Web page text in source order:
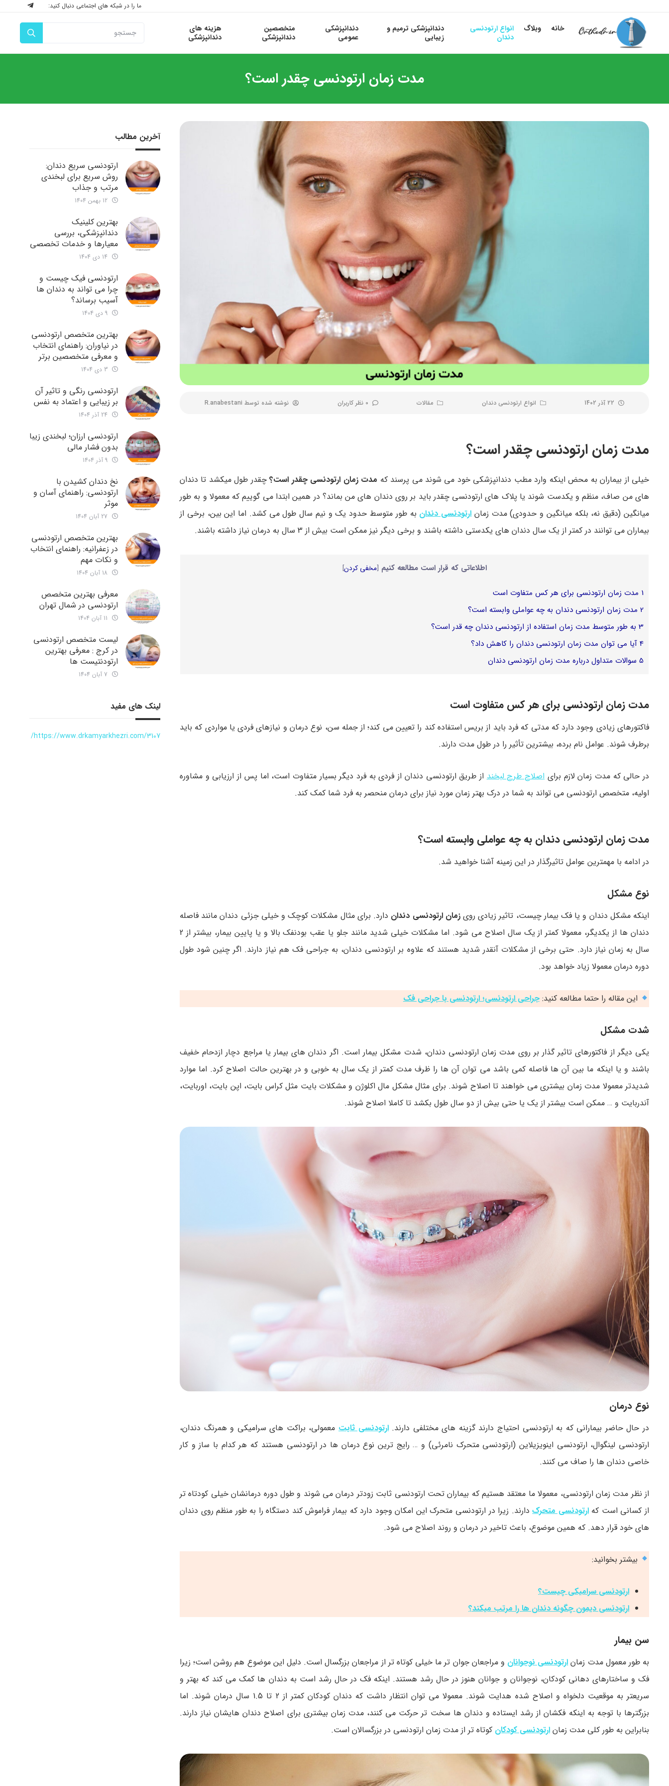
ما را در شبکه های اجتماعی دنبال کنید:
خانه وبلاگ
انواع ارتودنسی
دندان
دندانپزشکی ترمیم و
زیبایی
دندانپزشکی
عمومی
متخصصین
دندانپزشکی
هزینه های
دندانپزشکی
مدت زمان ارتودنسی چقدر است؟
22 آذر 1402 انواع ارتودنسی دندان مقالات 0 نظر کاربران نوشته شده توسط R.anabestani
مدت زمان ارتودنسی چقدر است؟
خیلی از بیماران به محض اینکه وارد مطب دندانپزشکی خود می شوند می پرسند که مدت زمان ارتودنسی چقدر است؟چقدر طول میکشد تا دندان
های من صاف، منظم و یکدست شوند یا پلاک های ارتودنسی چقدر باید بر روی دندان های من بماند؟ در همین ابتدا می گوییم که معمولا و به طور
میانگین (دقیق نه، بلکه میانگین و حدودی) مدت زمان ارتودنسی دندان به طور متوسط ​​حدود یک و نیم سال طول می کشد. اما این بین، برخی از
بیماران می توانند در کمتر از یک سال دندان های یکدستی داشته باشند و برخی دیگر نیز ممکن است بیش از 3 سال به درمان نیاز داشته باشند.
اطلاعاتی که قرار است مطالعه کنیم [مخفی کردن]
1 مدت زمان ارتودنسی برای هر کس متفاوت است
2 مدت زمان ارتودنسی دندان به چه عواملی وابسته است؟
3 به طور متوسط ​​مدت زمان استفاده از ارتودنسی دندان چه قدر است؟
4 آیا می توان مدت زمان ارتودنسی دندان را کاهش داد؟
5 سوالات متداول درباره مدت زمان ارتودنسی دندان
مدت زمان ارتودنسی برای هر کس متفاوت است
فاکتورهای زیادی وجود دارد که مدتی که فرد باید از بریس استفاده کند را تعیین می کند؛ از جمله سن، نوع درمان و نیازهای فردی یا مواردی که باید
برطرف شوند. عوامل نام برده، بیشترین تأثیر را در طول مدت دارند.
در حالی که مدت زمان لازم برای اصلاح طرح لبخنداز طریق ارتودنسی دندان از فردی به فرد دیگر بسیار متفاوت است، اما پس از ارزیابی و مشاوره
اولیه، متخصص ارتودنسی می تواند به شما در درک بهتر زمان مورد نیاز برای درمان منحصر به فرد شما کمک کند.
مدت زمان ارتودنسی دندان به چه عواملی وابسته است؟
در ادامه با مهمترین عوامل تاثیرگذار در این زمینه آشنا خواهید شد.
نوع مشکل
اینکه مشکل دندان و یا فک بیمار چیست، تاثیر زیادی رویزمان ارتودنسی دندان دارد. برای مثال مشکلات کوچک و خیلی جزئی دندان مانند فاصله
دندان ها از یکدیگر، معمولا کمتر از یک سال اصلاح می شود. اما مشکلات خیلی شدید مانند جلو یا عقب بودنفک بالا و یا پایین بیمار، بیشتر از 2
سال به زمان نیاز دارد. حتی برخی از مشکلات آنقدر شدید هستند که علاوه بر ارتودنسی دندان، به جراحی فک هم نیاز دارند. اگر چنین شود طول
دوره درمان معمولا زیاد خواهد بود.
این مقاله را حتما مطالعه کنید:جراحی ارتودنسی؛ ارتودنسی با جراحی فک
شدت مشکل
یکی دیگر از فاکتورهای تاثیر گذار بر روی مدت زمان ارتودنسی دندان، شدت مشکل بیمار است. اگر دندان های بیمار یا مراجع دچار ازدحام خفیف
باشند و یا اینکه ما بین آن ها فاصله کمی باشد می توان آن ها را ظرف مدت کمتر از یک سال به خوبی و در بهترین حالت اصلاح کرد. اما موارد
شدیدتر معمولا مدت زمان بیشتری می خواهند تا اصلاح شوند. برای مثال مشکل مال اکلوژن و مشکلات بایت مثل کراس بایت، اپن بایت، اوربایت،
آندربایت و … ممکن است بیشتر از یک یا حتی بیش از دو سال طول بکشد تا کاملا اصلاح شوند.
نوع درمان
در حال حاضر بیمارانی که به ارتودنسی احتیاج دارند گزینه های مختلفی دارند.ارتودنسی ثابت معمولی، براکت های سرامیکی و همرنگ دندان،
ارتودنسی لینگوال، ارتودنسی اینویزیلاین (ارتودنسی متحرک نامرئی) و … رایج ترین نوع درمان ها در ارتودنسی هستند که هر کدام با ساز و کار
خاصی دندان ها را صاف می کنند.
از نظر مدت زمان ارتودنسی، معمولا ما معتقد هستیم که بیماران تحت ارتودنسی ثابت زودتر درمان می شوند و طول دوره درمانشان خیلی کودتاه تر
از کسانی است کهارتودنسی متحرکدارند. زیرا در ارتودنسی متحرک این امکان وجود دارد که بیمار فراموش کند دستگاه را به طور منظم روی دندان
های خود قرار دهد. که همین موضوع، باعث تاخیر در درمان و روند اصلاح می شود.
بیشتر بخوانید:
ارتودنسی سرامیکی چیست؟
ارتودنسی دیمون چگونه دندان ها را مرتب میکند؟
سن بیمار
به طور معمول مدت زمانارتودنسی نوجوانان و مراجعان جوان تر ما خیلی کوتاه تر از مراجعان بزرگسال است. دلیل این موضوع هم روشن است؛ زیرا
فک و ساختارهای دهانی کودکان، نوجوانان و جوانان هنوز در حال رشد هستند. اینکه فک در حال رشد است به دندان ها کمک می کند که بهتر و
سریعتر به موقعیت دلخواه و اصلاح شده هدایت شوند. معمولا می توان انتظار داشت که دندان کودکان کمتر از 2 تا 1.5 سال درمان شوند. اما
بزرگترها با توجه به اینکه فکشان از رشد ایستاده و دندان ها سخت تر حرکت می کنند، مدت زمان بیشتری برای اصلاح دندان هایشان نیاز دارند.
بنابراین به طور کلی مدت زمان ارتودنسی کودکان کوتاه تر از مدت زمان ارتودنسی در بزرگسالان است.
آخرین مطالب
ارتودنسی سریع دندان:
روش سریع برای لبخندی
مرتب و جذاب
بهترین کلینیک
دندانپزشکی، بررسی
معیارها و خدمات تخصصی
ارتودنسی فیک چیست و
چرا می تواند به دندان ها
آسیب برساند؟
بهترین متخصص ارتودنسی
در نیاوران: راهنمای انتخاب
و معرفی متخصصین برتر
ارتودنسی رنگی و تاثیر آن
بر زیبایی و اعتماد به نفس
ارتودنسی ارزان؛ لبخندی زیبا
بدون فشار مالی
نخ دندان کشیدن با
ارتودنسی: راهنمای آسان و
موثر
بهترین متخصص ارتودنسی
در زعفرانیه: راهنمای انتخاب
و نکات مهم
معرفی بهترین متخصص
ارتودنسی در شمال تهران
لیست متخصص ارتودنسی
در کرج : معرفی بهترین
ارتودنتیست ها
لینک های مفید
https://www.drkamyarkhezri.com/3107/